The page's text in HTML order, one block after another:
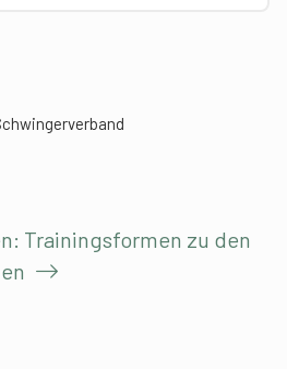
Trainingsformen zu den